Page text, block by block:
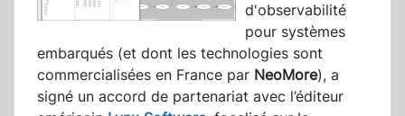
d'observabilité
pour systèmes
embarqués (et dont les technologies sont
commercialisées en France par NeoMore), a
signé un accord de partenariat avec l’éditeur